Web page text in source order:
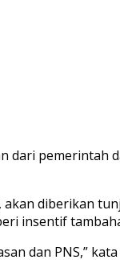
dari pemerintah
akan diberikan
insentif
dan PNS,”